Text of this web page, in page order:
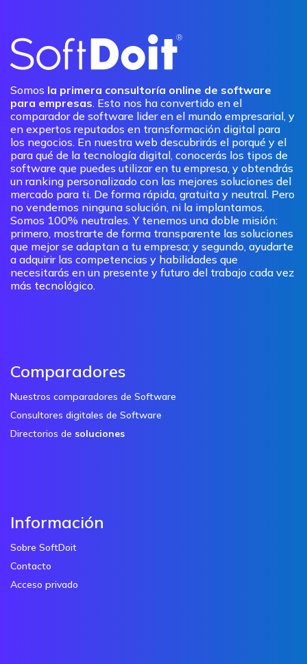
Somos la primera consultoría online de software
para empresas. Esto nos ha convertido en el
comparador de software lider en el mundo empresarial, y
en expertos reputados en transformación digital para
los negocios. En nuestra web descubrirás el porqué y el
para qué de la tecnología digital, conocerás los tipos de
software que puedes utilizar en tu empresa, y obtendrás
un ranking personalizado con las mejores soluciones del
mercado para ti. De forma rápida, gratuita y neutral. Pero
no vendemos ninguna solución, ni la implantamos.
Somos 100% neutrales. Y tenemos una doble misión:
primero, mostrarte de forma transparente las soluciones
que mejor se adaptan a tu empresa; y segundo, ayudarte
a adquirir las competencias y habilidades que
necesitarás en un presente y futuro del trabajo cada vez
más tecnológico.
Comparadores
Nuestros comparadores de Software
Consultores digitales de Software
Directorios de soluciones
Información
Sobre SoftDoit
Contacto
Acceso privado